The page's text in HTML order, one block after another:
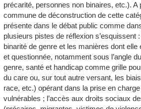
précarité, personnes non binaires, etc.). A
commune de déconstruction de cette
présente dans le débat public comme
plusieurs pistes de réflexion s’esquissent
binarité de genre et les manières dont
et questionnée, notamment sous l’angle
genre, santé et handicap comme grille
du careou, sur tout autre versant, les biais
race, etc.) opérant dans la prise en
vulnérables ; l’accès aux droits sociaux